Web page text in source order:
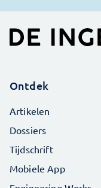
Ontdek
Artikelen
Dossiers
Tijdschrift
Mobiele App